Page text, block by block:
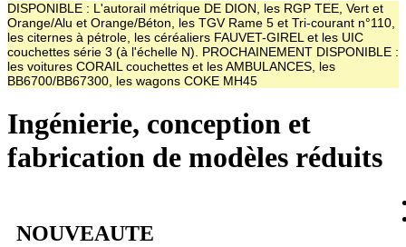
DISPONIBLE : L'autorail métrique DE DION, les RGP TEE, Vert et
Orange/Alu et Orange/Béton, les TGV Rame 5 et Tri-courant n°110,
les citernes à pétrole, les céréaliers FAUVET-GIREL et les UIC
couchettes série 3 (à l'échelle N). PROCHAINEMENT DISPONIBLE :
les voitures CORAIL couchettes et les AMBULANCES, les
BB6700/BB67300, les wagons COKE MH45
Ingénierie, conception et
fabrication de modèles réduits
NOUVEAUTE